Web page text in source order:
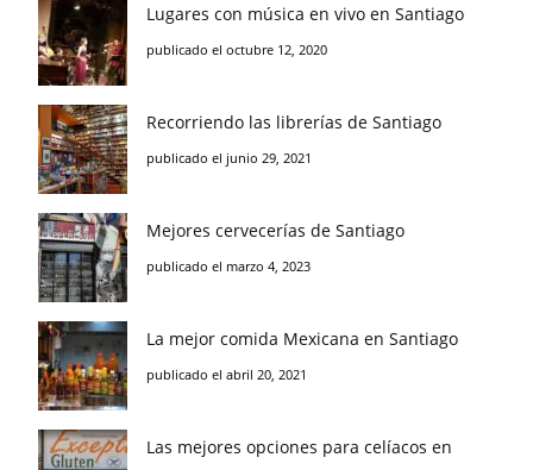
Lugares con música en vivo en Santiago
publicado el octubre 12, 2020
Recorriendo las librerías de Santiago
publicado el junio 29, 2021
Mejores cervecerías de Santiago
publicado el marzo 4, 2023
La mejor comida Mexicana en Santiago
publicado el abril 20, 2021
Las mejores opciones para celíacos en